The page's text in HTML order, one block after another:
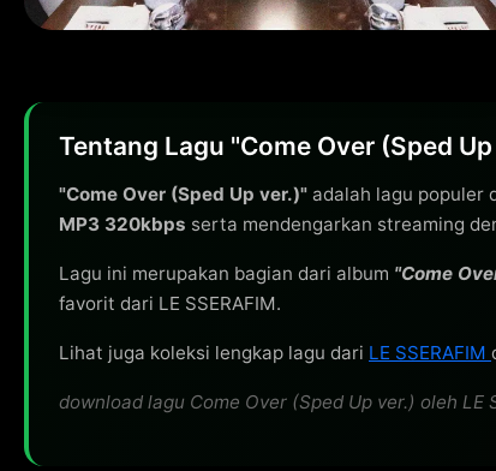
Tentang Lagu "Come Over (Sped Up
"Come Over (Sped Up ver.)" adalah lagu populer
MP3 320kbps serta mendengarkan streaming
Lagu ini merupakan bagian dari album "Come
favorit dari LE SSERAFIM.
Lihat juga koleksi lengkap lagu dari LE SSERAFIM
download lagu Come Over (Sped Up ver.) oleh